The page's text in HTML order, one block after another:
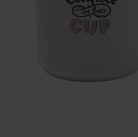
Outdoor & Vrije Tijd